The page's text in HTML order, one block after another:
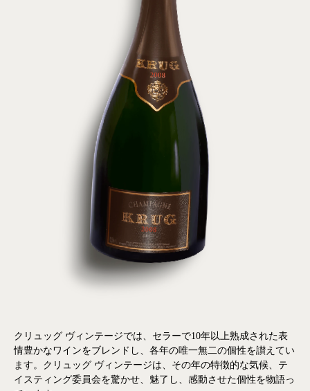
クリュッグ ヴィンテージでは、セラーで10年以上熟成された表
情豊かなワインをブレンドし、各年の唯一無二の個性を讃えてい
ます。クリュッグ ヴィンテージは、その年の特徴的な気候、テ
イスティング委員会を驚かせ、魅了し、感動させた個性を物語っ